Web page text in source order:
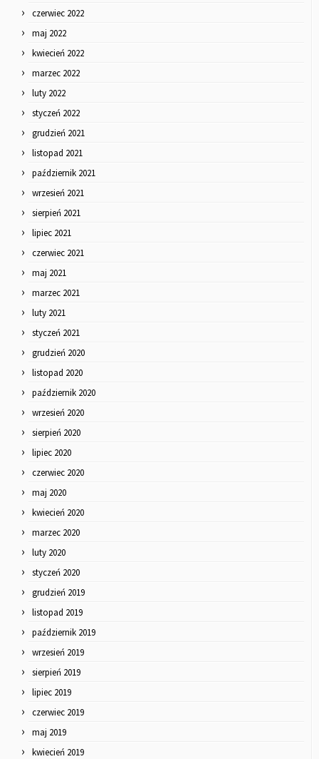
czerwiec 2022
maj 2022
kwiecień 2022
marzec 2022
luty 2022
styczeń 2022
grudzień 2021
listopad 2021
październik 2021
wrzesień 2021
sierpień 2021
lipiec 2021
czerwiec 2021
maj 2021
marzec 2021
luty 2021
styczeń 2021
grudzień 2020
listopad 2020
październik 2020
wrzesień 2020
sierpień 2020
lipiec 2020
czerwiec 2020
maj 2020
kwiecień 2020
marzec 2020
luty 2020
styczeń 2020
grudzień 2019
listopad 2019
październik 2019
wrzesień 2019
sierpień 2019
lipiec 2019
czerwiec 2019
maj 2019
kwiecień 2019